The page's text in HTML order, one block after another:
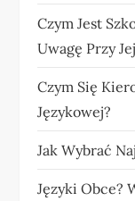
Czym Jest
Uwagę Przy
Czym Się
Językowej?
Jak Wybrać
Języki Obce?